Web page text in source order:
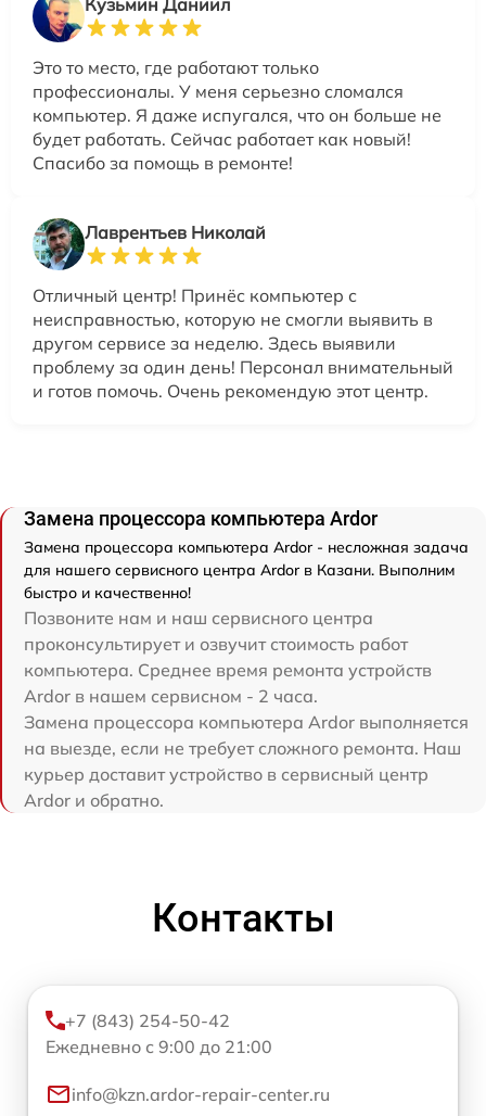
Кузьмин Даниил
Это то место, где работают только
профессионалы. У меня серьезно сломался
компьютер. Я даже испугался, что он больше не
будет работать. Сейчас работает как новый!
Спасибо за помощь в ремонте!
Лаврентьев Николай
Отличный центр! Принёс компьютер с
неисправностью, которую не смогли выявить в
другом сервисе за неделю. Здесь выявили
проблему за один день! Персонал внимательный
и готов помочь. Очень рекомендую этот центр.
Замена процессора компьютера Ardor
Замена процессора компьютера Ardor - несложная задача
для нашего сервисного центра Ardor в Казани. Выполним
быстро и качественно!
Позвоните нам и наш сервисного центра
проконсультирует и озвучит стоимость работ
компьютера. Среднее время ремонта устройств
Ardor в нашем сервисном - 2 часа.
Замена процессора компьютера Ardor выполняется
на выезде, если не требует сложного ремонта. Наш
курьер доставит устройство в сервисный центр
Ardor и обратно.
Контакты
+7 (843) 254-50-42
Ежедневно с 9:00 до 21:00
info@kzn.ardor-repair-center.ru